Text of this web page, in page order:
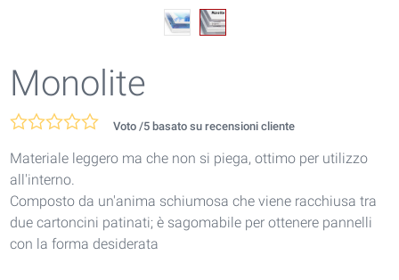
Monolite
Voto /5 basato su recensioni cliente
Materiale leggero ma che non si piega, ottimo per utilizzo
all'interno.
Composto da un'anima schiumosa che viene racchiusa tra
due cartoncini patinati; è sagomabile per ottenere pannelli
con la forma desiderata